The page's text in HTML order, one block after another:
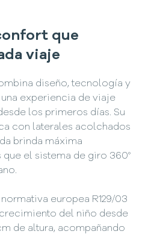
que
viaje
diseño, tecnología y
experiencia de viaje
los primeros días. Su
con laterales acolchados
brinda máxima
el sistema de giro 360°
europea R129/03
del niño desde
de altura, acompañando